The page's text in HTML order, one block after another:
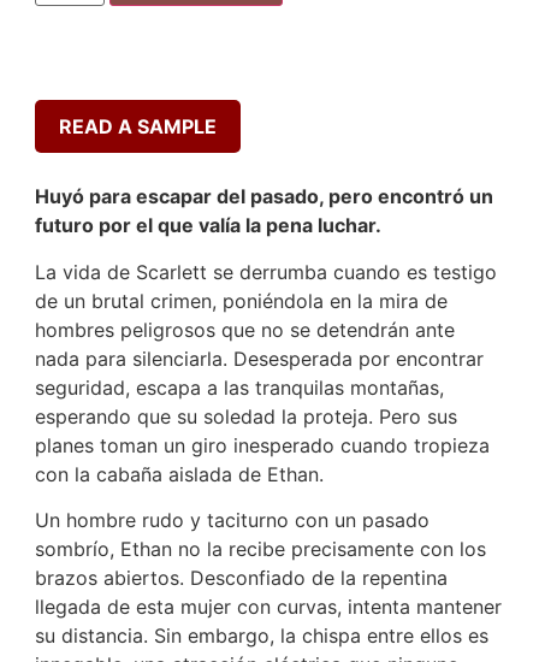
READ A SAMPLE
Huyó para escapar del pasado, pero encontró un
futuro por el que valía la pena luchar.
La vida de Scarlett se derrumba cuando es testigo
de un brutal crimen, poniéndola en la mira de
hombres peligrosos que no se detendrán ante
nada para silenciarla. Desesperada por encontrar
seguridad, escapa a las tranquilas montañas,
esperando que su soledad la proteja. Pero sus
planes toman un giro inesperado cuando tropieza
con la cabaña aislada de Ethan.
Un hombre rudo y taciturno con un pasado
sombrío, Ethan no la recibe precisamente con los
brazos abiertos. Desconfiado de la repentina
llegada de esta mujer con curvas, intenta mantener
su distancia. Sin embargo, la chispa entre ellos es